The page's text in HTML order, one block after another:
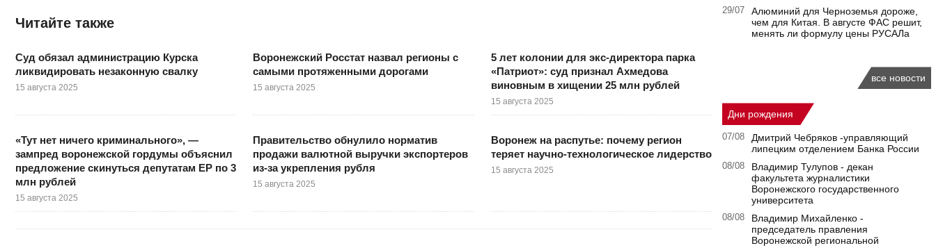
Читайте также
Суд обязал администрацию Курска
ликвидировать незаконную свалку
15 августа 2025
Воронежский Росстат назвал регионы с
самыми протяженными дорогами
15 августа 2025
5 лет колонии для экс-директора парка
«Патриот»: суд признал Ахмедова
виновным в хищении 25 млн рублей
15 августа 2025
«Тут нет ничего криминального», —
зампред воронежской гордумы объяснил
предложение скинуться депутатам ЕР по 3
млн рублей
15 августа 2025
Правительство обнулило норматив
продажи валютной выручки экспортеров
из-за укрепления рубля
15 августа 2025
Воронеж на распутье: почему регион
теряет научно-технологическое лидерство
15 августа 2025
29/07
Алюминий для Черноземья дороже,
чем для Китая. В августе ФАС решит,
менять ли формулу цены РУСАЛа
все новости
Дни рождения
07/08
Дмитрий Чебряков -управляющий
липецким отделением Банка России
08/08
Владимир Тулупов - декан
факультета журналистики
Воронежского государственного
университета
08/08
Владимир Михайленко -
председатель правления
Воронежской региональной